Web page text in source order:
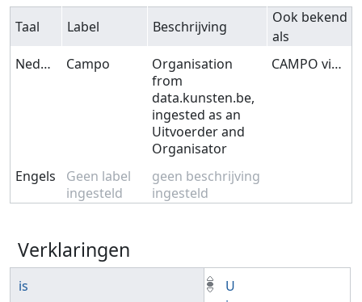
Taal Label Beschrijving
Ook bekend
als
Nederlands
Campo
Organisation
from
data.kunsten.be,
ingested as an
Uitvoerder and
Organisator
CAMPO victoria, Gent
Engels
Geen label
ingesteld
geen beschrijving
ingesteld
Verklaringen
is
U